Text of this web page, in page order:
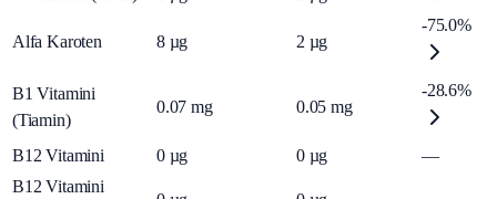
Alfa Karoten 8 µg 2 µg
-75.0%
B1 Vitamini
(Tiamin)
0.07 mg 0.05 mg
-28.6%
B12 Vitamini 0 µg 0 µg
—
B12 Vitamini